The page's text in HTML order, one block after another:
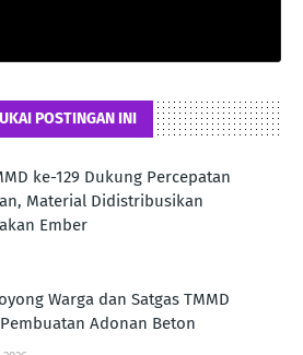
POSTINGAN INI
ke-129 Dukung Percepatan
Material Didistribusikan
Ember
Warga dan Satgas TMMD
Adonan Beton